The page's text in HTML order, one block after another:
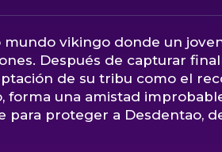
vikingo donde un
Después de capturar
de su tribu como el
una amistad
proteger a Desdentao,